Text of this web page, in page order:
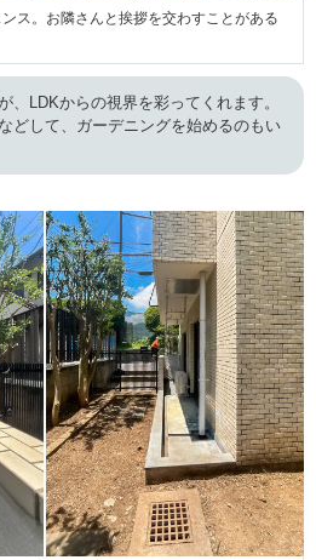
ス。お隣さんと挨拶を交わすことがある
、LDKからの視界を彩ってくれます。
どして、ガーデニングを始めるのもい